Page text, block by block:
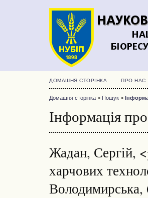
ДОМАШНЯ СТОРІНКА ПРО НАС
Домашня сторінка > Пошук >
Інформація
Жадан, Сергій,
харчових
Володимирська,